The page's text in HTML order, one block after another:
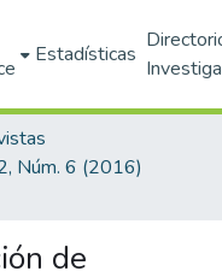
Estadísticas
Núm. 6 (2016)
de